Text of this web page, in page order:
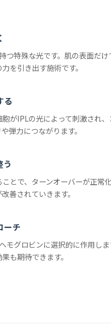
つ特殊な光です。肌の表面だ
を引き出す施術です。
る
がIPLの光によって刺激され
弾力につながります。
う
とで、ターンオーバーが正常
善されていきます。
ーチ
モグロビンに選択的に作用し
も期待できます。